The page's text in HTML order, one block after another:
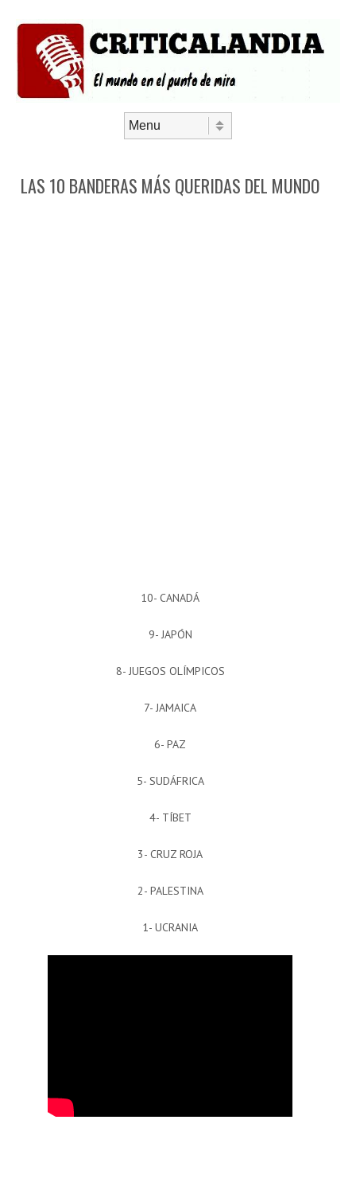
LAS 10 BANDERAS MÁS QUERIDAS DEL MUNDO
10- CANADÁ
9- JAPÓN
8- JUEGOS OLÍMPICOS
7- JAMAICA
6- PAZ
5- SUDÁFRICA
4- TÍBET
3- CRUZ ROJA
2- PALESTINA
1- UCRANIA